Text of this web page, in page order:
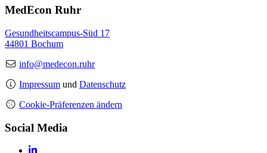
MedEcon Ruhr
Gesundheitscampus-Süd 17
44801 Bochum
info@medecon.ruhr
Impressum und Datenschutz
Cookie-Präferenzen ändern
Social Media